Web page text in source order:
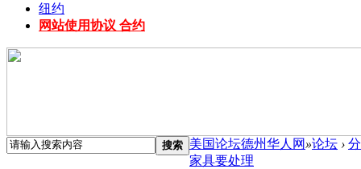
纽约
网站使用协议 合约
搜索 美国论坛德州华人网 »论坛 ›
家具要处理